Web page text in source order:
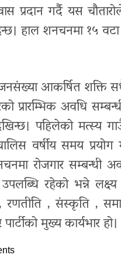
प्रदान गर्दै यस
हाल शनचनमा १५
आकर्षित शक्ति
प्रारम्भिक अवधि
पहिलेको मत्स्य
वर्षीय समय प्रयोग
रोजगार सम्बन्धी
रहेको भन्ने लक्ष्य
，संस्कृति，
मुख्य कार्यभार हो।